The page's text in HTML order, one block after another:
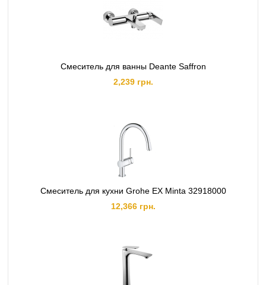
Смеситель для ванны Deante Saffron
2,239 грн.
Смеситель для кухни Grohe EX Minta 32918000
12,366 грн.